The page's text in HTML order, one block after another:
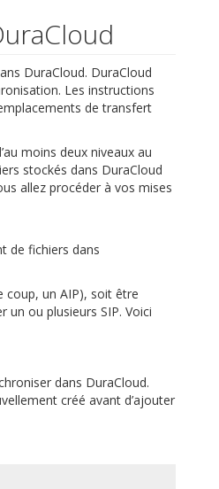
DuraCloud. DuraCloud
Les instructions
de transfert
moins deux niveaux au
stockés dans DuraCloud
allez procéder à vos mises
de fichiers dans
coup, un AIP), soit être
un ou plusieurs SIP. Voici
dans DuraCloud.
créé avant d’ajouter